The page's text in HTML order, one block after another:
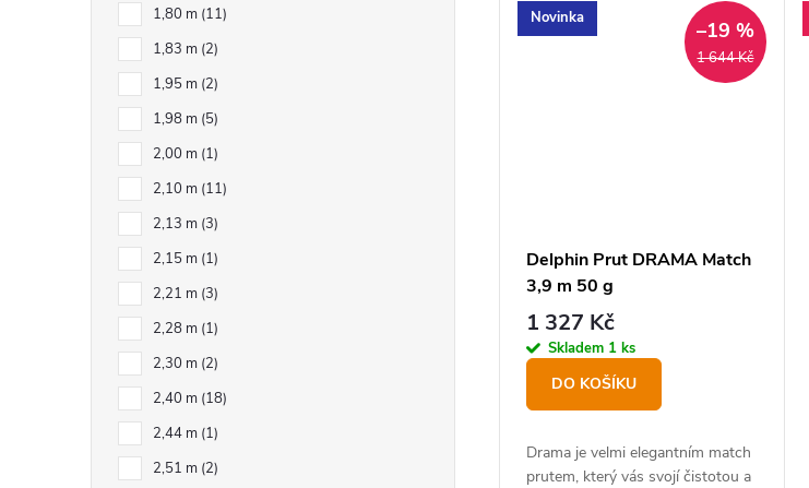
1,80 m 11
1,83 m 2
1,95 m 2
1,98 m 5
2,00 m 1
2,10 m 11
2,13 m 3
2,15 m 1
2,21 m 3
2,28 m 1
2,30 m 2
2,40 m 18
2,44 m 1
2,51 m 2
Novinka
1 644 Kč
–19 %
Delphin Prut DRAMA Match
3,9 m 50 g
1 327 Kč
Skladem 1 ks
DO KOŠÍKU
Drama je velmi elegantním match
prutem, který vás svojí čistotou a